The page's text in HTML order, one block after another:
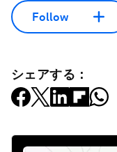
Follow
シェアする：